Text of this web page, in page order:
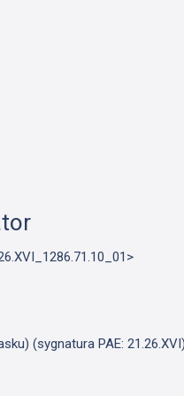
(sygnatura PAE: